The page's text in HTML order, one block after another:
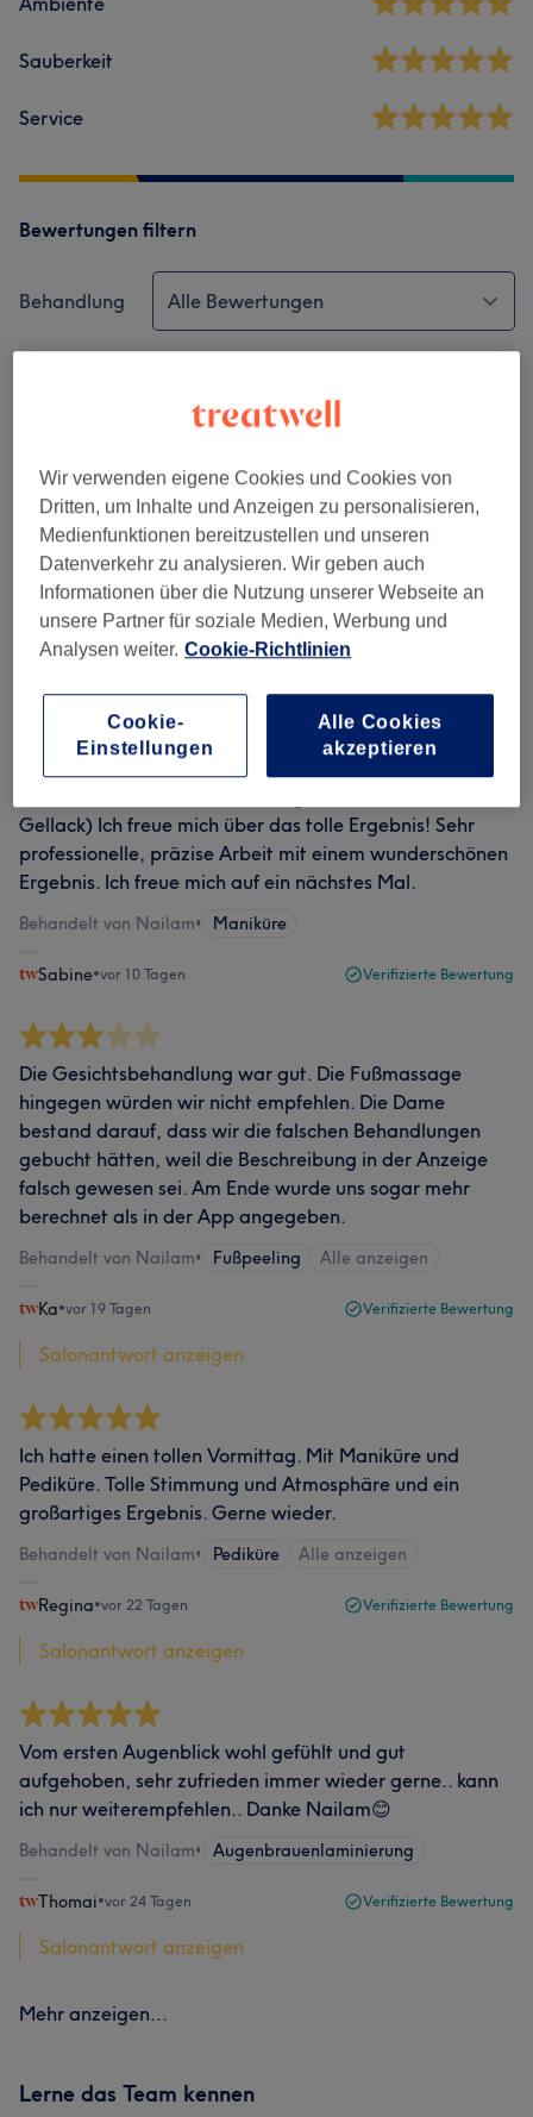
Sauberkeit
Service
Bewertungen filtern
Behandlung Alle Bewertungen
Geschrieben von unseren Kunden, damit du weißt, was
dich in jedem Salon erwartet.
Freundlich und kompetent! Gern wieder
Behandelt von Nailam• Pediküre
Lina•vor 8 Tagen Verifizierte Bewertung
Gellack) Ich freue mich über das tolle Ergebnis! Sehr
professionelle, präzise Arbeit mit einem wunderschönen
Ergebnis. Ich freue mich auf ein nächstes Mal.
Behandelt von Nailam• Maniküre
Sabine•vor 10 Tagen Verifizierte Bewertung
Die Gesichtsbehandlung war gut. Die Fußmassage
hingegen würden wir nicht empfehlen. Die Dame
bestand darauf, dass wir die falschen Behandlungen
gebucht hätten, weil die Beschreibung in der Anzeige
falsch gewesen sei. Am Ende wurde uns sogar mehr
berechnet als in der App angegeben.
Behandelt von Nailam• Fußpeeling Alle anzeigen
Ka•vor 19 Tagen Verifizierte Bewertung
Salonantwort anzeigen
Ich hatte einen tollen Vormittag. Mit Maniküre und
Pediküre. Tolle Stimmung und Atmosphäre und ein
großartiges Ergebnis. Gerne wieder.
Behandelt von Nailam• Pediküre Alle anzeigen
Regina•vor 22 Tagen Verifizierte Bewertung
Salonantwort anzeigen
Vom ersten Augenblick wohl gefühlt und gut
aufgehoben, sehr zufrieden immer wieder gerne.. kann
ich nur weiterempfehlen.. Danke Nailam😊
Behandelt von Nailam• Augenbrauenlaminierung
Thomai•vor 24 Tagen Verifizierte Bewertung
Salonantwort anzeigen
Mehr anzeigen...
Lerne das Team kennen
Wir verwenden eigene Cookies und Cookies von
Dritten, um Inhalte und Anzeigen zu personalisieren,
Medienfunktionen bereitzustellen und unseren
Datenverkehr zu analysieren. Wir geben auch
Informationen über die Nutzung unserer Webseite an
unsere Partner für soziale Medien, Werbung und
Analysen weiter. Cookie-Richtlinien
Cookie-
Einstellungen
Alle Cookies
akzeptieren